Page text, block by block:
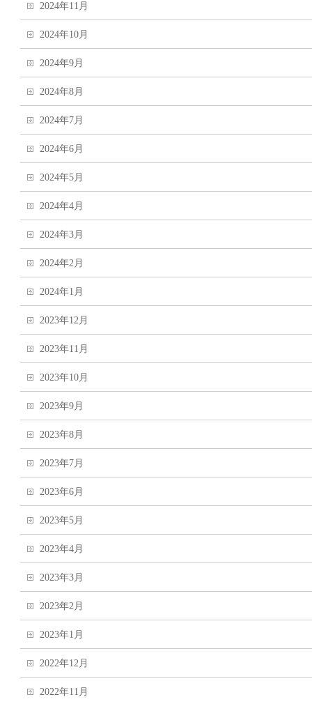
2024年11月
2024年10月
2024年9月
2024年8月
2024年7月
2024年6月
2024年5月
2024年4月
2024年3月
2024年2月
2024年1月
2023年12月
2023年11月
2023年10月
2023年9月
2023年8月
2023年7月
2023年6月
2023年5月
2023年4月
2023年3月
2023年2月
2023年1月
2022年12月
2022年11月